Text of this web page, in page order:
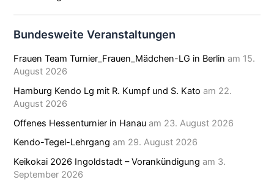
Bundesweite Veranstaltungen
Frauen Team Turnier_Frauen_Mädchen-LG in Berlin am 15.
August 2026
Hamburg Kendo Lg mit R. Kumpf und S. Kato am 22.
August 2026
Offenes Hessenturnier in Hanau am 23. August 2026
Kendo-Tegel-Lehrgang am 29. August 2026
Keikokai 2026 Ingoldstadt – Vorankündigung am 3.
September 2026